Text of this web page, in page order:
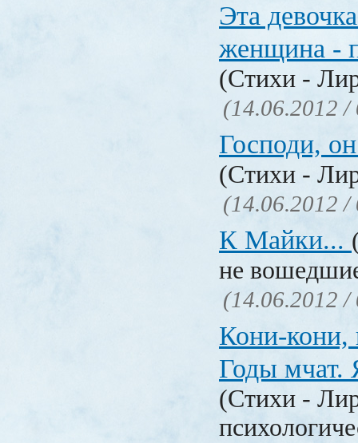
Эта
женщина -
(Стихи -
(14.06.2012 /
Господи,
(Стихи -
(14.06.2012 /
К Майки...
не
(14.06.2012 /
Кони-кони,
Годы мчат.
(Стихи -